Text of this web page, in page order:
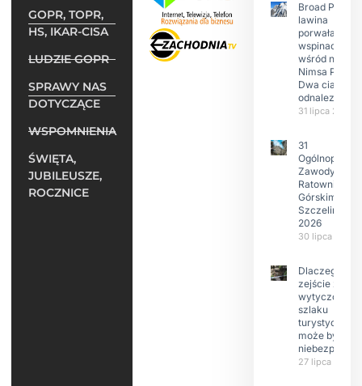
GOPR, TOPR,
HS, IKAR-CISA
LUDZIE GOPR
SPRAWY NAS
DOTYCZĄCE
WSPOMNIENIA
ŚWIĘTA,
JUBILEUSZE,
ROCZNICE
Broad Peak:
lawina
porwała 10
wspinaczy,
wśród nich
Nimsa Purję.
Dwa ciała
odnalezione.
31 lipca 2026
31
Ogólnopolskie
Zawody w
Ratownictwie
Górskim –
Szczeliniec
2026
30 lipca 2026
Dlaczego
zejście z
wytyczonego
szlaku
może być
27 lipca 2026